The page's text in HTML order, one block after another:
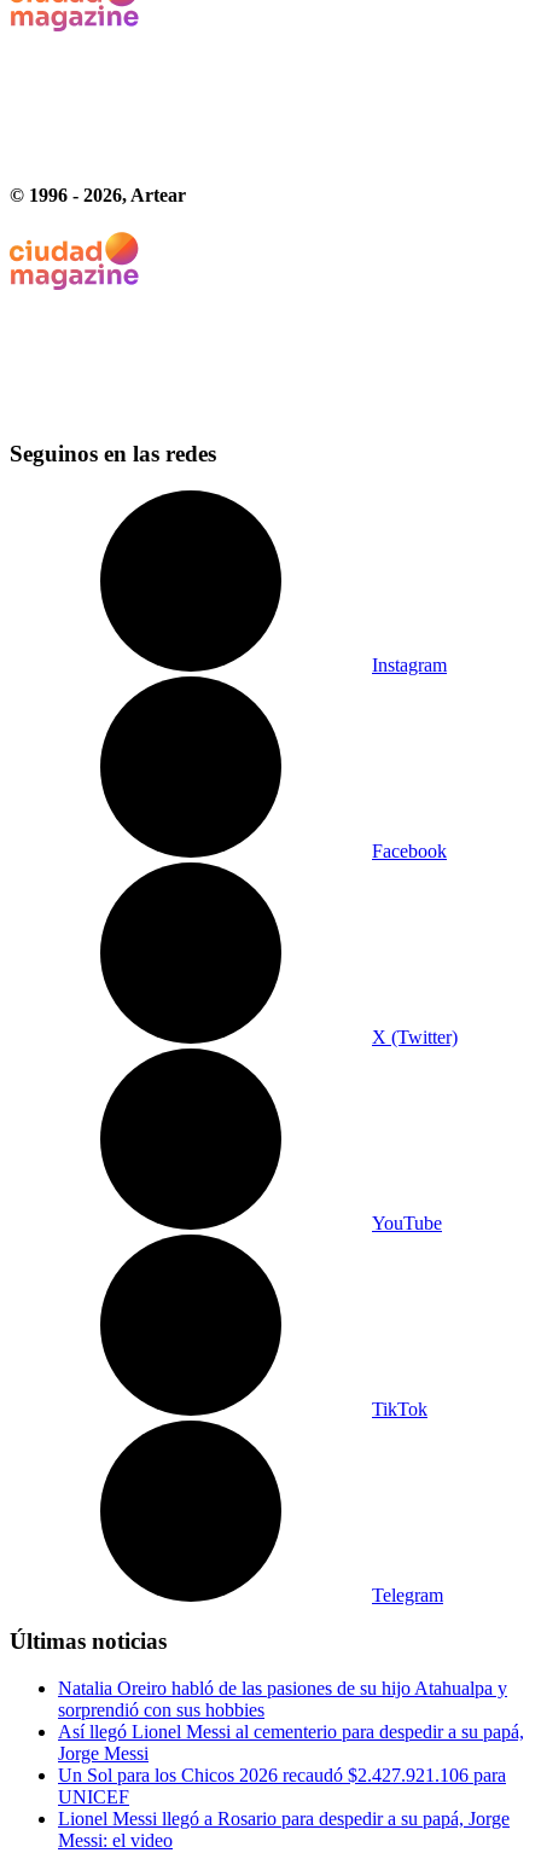
© 1996 - 2026, Artear
Seguinos en las redes
Instagram
Facebook
X (Twitter)
YouTube
TikTok
Telegram
Últimas noticias
Natalia Oreiro habló de las pasiones de su hijo Atahualpa y
sorprendió con sus hobbies
Así llegó Lionel Messi al cementerio para despedir a su papá,
Jorge Messi
Un Sol para los Chicos 2026 recaudó $2.427.921.106 para
UNICEF
Lionel Messi llegó a Rosario para despedir a su papá, Jorge
Messi: el video